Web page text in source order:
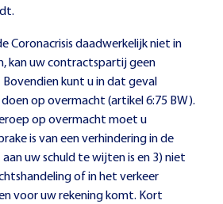
Coronacrisis daadwerkelijk niet in
kan uw contractspartij geen
kunt u in dat geval
op overmacht (artikel 6:75 BW).
op overmacht moet u
is van een verhindering in de
uw schuld te wijten is en 3) niet
of in het verkeer
voor uw rekening komt. Kort